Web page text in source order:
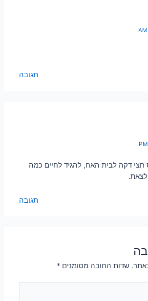
תגובה
חצי דקה לבית האח, להגיד לחיים כמה
תגובה
שדות החובה מסומנים*